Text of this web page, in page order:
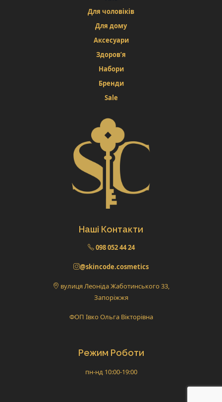
Для чоловіків
Для дому
Аксесуари
Здоров’я
Набори
Бренди
Sale
Наші Контакти
098 052 44 24
@skincode.cosmetics
вулиця Леоніда Жаботинського 33,
Запоріжжя
ФОП Івко Ольга Вікторівна
Режим Роботи
пн-нд 10:00-19:00